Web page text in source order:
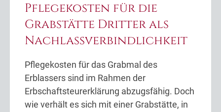
Pflegekosten für die
Grabstätte Dritter als
Nachlassverbindlichkeit
Pflegekosten für das Grabmal des
Erblassers sind im Rahmen der
Erbschaftsteurerklärung abzugsfähig. Doch
wie verhält es sich mit einer Grabstätte, in